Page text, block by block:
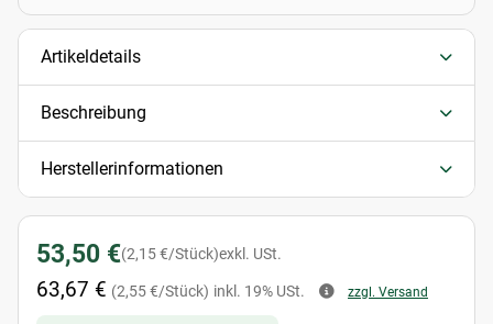
Artikeldetails
Beschreibung
Herstellerinformationen
53,50 €(2,15 €/Stück)exkl. USt.
63,67 € (2,55 €/Stück) inkl. 19% USt. zzgl. Versand